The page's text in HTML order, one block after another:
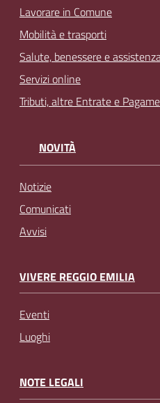
Lavorare in Comune
Mobilità e trasporti
Salute, benessere e
Servizi online
Tributi, altre Entrate e
NOVITÀ
Notizie
Comunicati
Avvisi
VIVERE REGGIO EMILIA
Eventi
Luoghi
NOTE LEGALI